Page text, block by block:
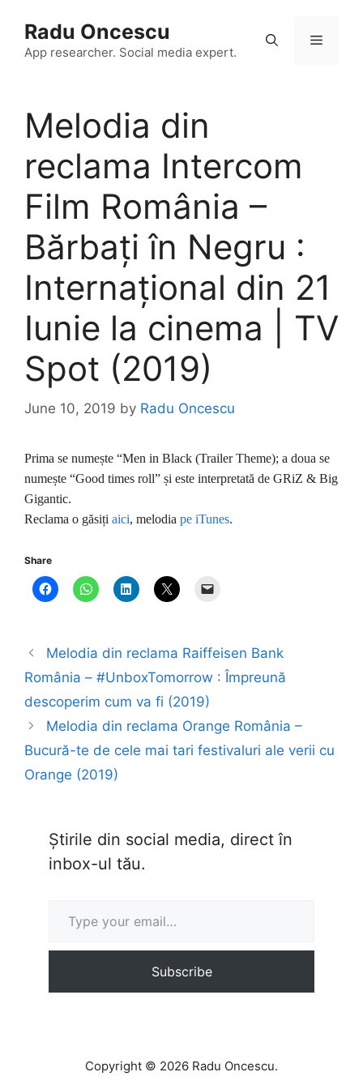
content
Radu Oncescu
App researcher. Social media expert.
Menu
Melodia din
reclama Intercom
Film România –
Bărbați în Negru :
Internațional din 21
Iunie la cinema | TV
Spot (2019)
June 10, 2019 by Radu Oncescu
Prima se numește “Men in Black (Trailer Theme); a doua se
numește “Good times roll” și este interpretată de GRiZ & Big
Gigantic.
Reclama o găsiți aici, melodia pe iTunes.
Share
Melodia din reclama Raiffeisen Bank
România – #UnboxTomorrow : Împreună
descoperim cum va fi (2019)
Melodia din reclama Orange România –
Bucură-te de cele mai tari festivaluri ale verii cu
Orange (2019)
Știrile din social media, direct în
inbox-ul tău.
Subscribe
Copyright © 2026 Radu Oncescu.